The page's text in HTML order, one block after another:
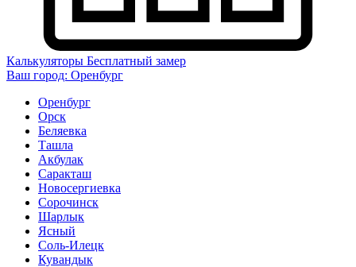
Калькуляторы Бесплатный замер
Ваш город: Оренбург
Оренбург
Орск
Беляевка
Ташла
Акбулак
Саракташ
Новосергиевка
Сорочинск
Шарлык
Ясный
Соль-Илецк
Кувандык